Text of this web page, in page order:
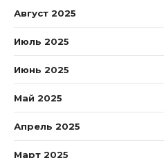
Август 2025
Июль 2025
Июнь 2025
Май 2025
Апрель 2025
Март 2025